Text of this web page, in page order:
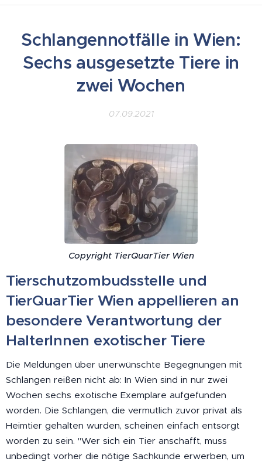
Schlangennotfälle in Wien:
Sechs ausgesetzte Tiere in
zwei Wochen
07.09.2021
Copyright TierQuarTier Wien
Tierschutzombudsstelle und
TierQuarTier Wien appellieren an
besondere Verantwortung der
HalterInnen exotischer Tiere
Die Meldungen über unerwünschte Begegnungen mit
Schlangen reißen nicht ab: In Wien sind in nur zwei
Wochen sechs exotische Exemplare aufgefunden
worden. Die Schlangen, die vermutlich zuvor privat als
Heimtier gehalten wurden, scheinen einfach entsorgt
worden zu sein. "Wer sich ein Tier anschafft, muss
unbedingt vorher die nötige Sachkunde erwerben, um